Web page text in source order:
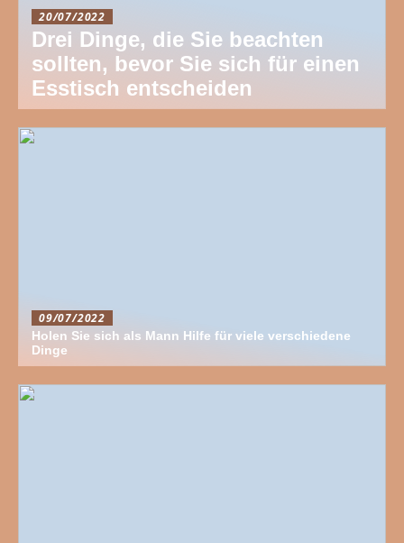
20/07/2022
Drei Dinge, die Sie beachten
sollten, bevor Sie sich für einen
Esstisch entscheiden
09/07/2022
Holen Sie sich als Mann Hilfe für viele verschiedene
Dinge